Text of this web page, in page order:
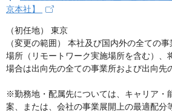
京本社】
（初任地） 東京
（変更の範囲） 本社及び国内外の全ての
場所（リモートワーク実施場所を含む）、
場合は出向先の全ての事業所および出向先
※勤務地・配属先については、キャリア・
案、または、会社の事業展開上の最適配分